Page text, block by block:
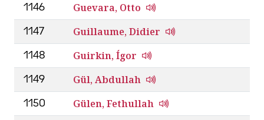
1146 Guevara, Otto
1147 Guillaume, Didier
1148 Guirkin, Ígor
1149 Gül, Abdullah
1150 Gülen, Fethullah